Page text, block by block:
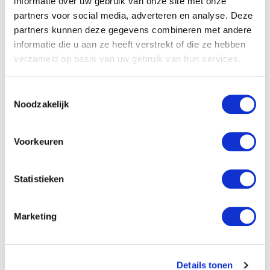
partners voor social media, adverteren en analyse. Deze
partners kunnen deze gegevens combineren met andere
informatie die u aan ze heeft verstrekt of die ze hebben
verzameld op basis van uw gebruik van hun services.
Noodzakelijk
Voorkeuren
Statistieken
Marketing
Details tonen
Specificaties
Duizend jaar weer, wind en water in
Auteur:
Taal:
NUR-code:
Drukkerij Buijten en Schipperheijn